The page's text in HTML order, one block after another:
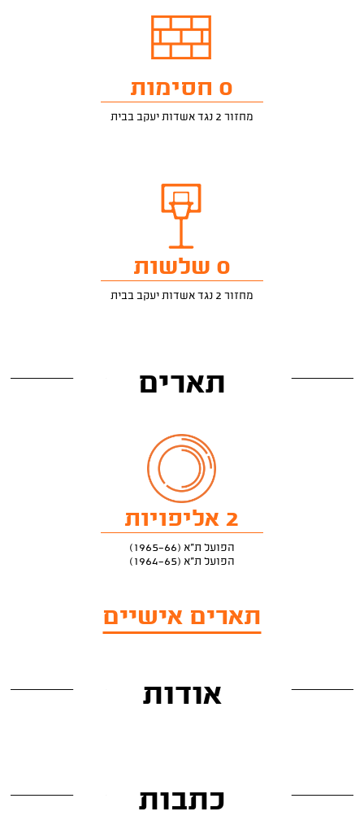
0 חסימות
מחזור 2 נגד אשדות יעקב בבית
0 שלשות
מחזור 2 נגד אשדות יעקב בבית
תארים
2 אליפויות
הפועל ת"א (1965-66)
הפועל ת"א (1964-65)
תארים אישיים
אודות
כתבות